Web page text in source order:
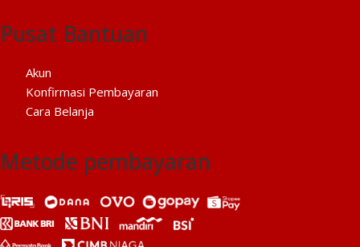
Pusat Bantuan
Akun
Konfirmasi Pembayaran
Cara Belanja
Metode pembayaran